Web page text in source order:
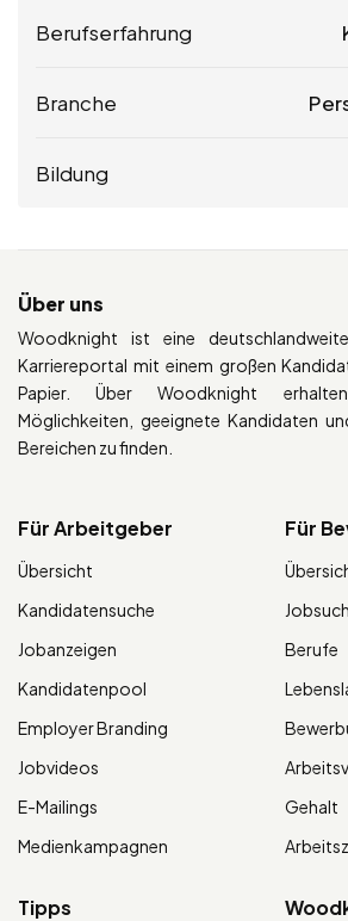
Berufserfahrung
Branche
Bildung
Über uns
Woodknight ist eine
Karriereportal mit einem großen
Papier. Über Woodknight
Möglichkeiten, geeignete Kandidaten
Bereichen zu finden.
Für Arbeitgeber
Übersicht
Kandidatensuche
Jobanzeigen
Kandidatenpool
Employer Branding
Jobvideos
E-Mailings
Medienkampagnen
Für
Berufe
Gehalt
Tipps